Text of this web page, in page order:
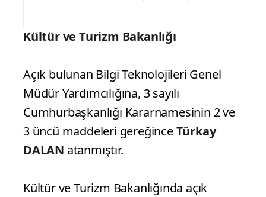
Kültür ve Turizm Bakanlığı
Açık bulunan Bilgi Teknolojileri Genel
Müdür Yardımcılığına, 3 sayılı
Cumhurbaşkanlığı Kararnamesinin 2 ve
3 üncü maddeleri gereğinceTürkay
DALAN atanmıştır.
Kültür ve Turizm Bakanlığında açık